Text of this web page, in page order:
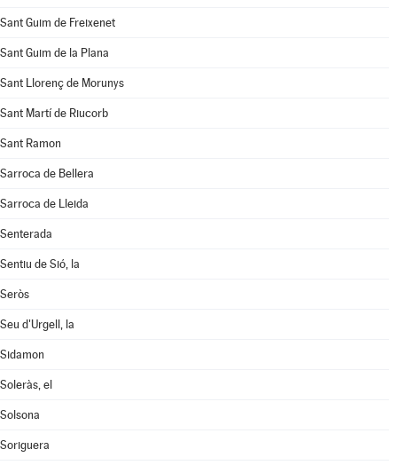
Sant Guim de Freixenet
Sant Guim de la Plana
Sant Llorenç de Morunys
Sant Martí de Riucorb
Sant Ramon
Sarroca de Bellera
Sarroca de Lleida
Senterada
Sentiu de Sió, la
Seròs
Seu d'Urgell, la
Sidamon
Soleràs, el
Solsona
Soriguera